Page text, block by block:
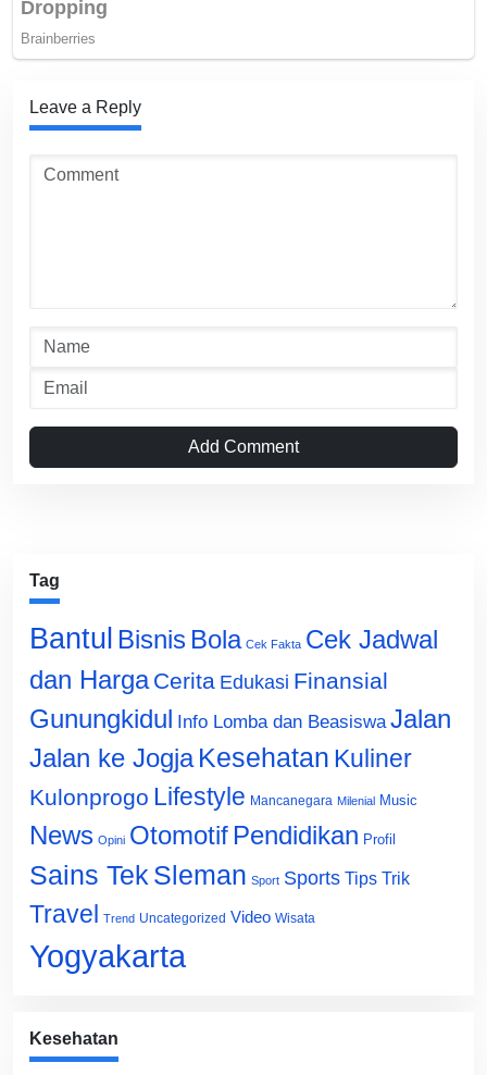
Leave a Reply
Add Comment
Tag
Bantul Bisnis Bola Cek Fakta Cek Jadwal
dan Harga Cerita Edukasi Finansial
Gunungkidul Info Lomba dan Beasiswa Jalan
Jalan ke Jogja Kesehatan Kuliner
Kulonprogo Lifestyle Mancanegara Milenial Music
News Opini Otomotif Pendidikan Profil
Sains Tek Sleman Sport Sports Tips Trik
Travel Trend Uncategorized Video Wisata
Yogyakarta
Kesehatan